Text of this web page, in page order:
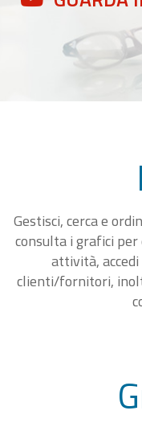
Gestisci, cerca e
consulta i grafici
attività,
clienti/fornitori,